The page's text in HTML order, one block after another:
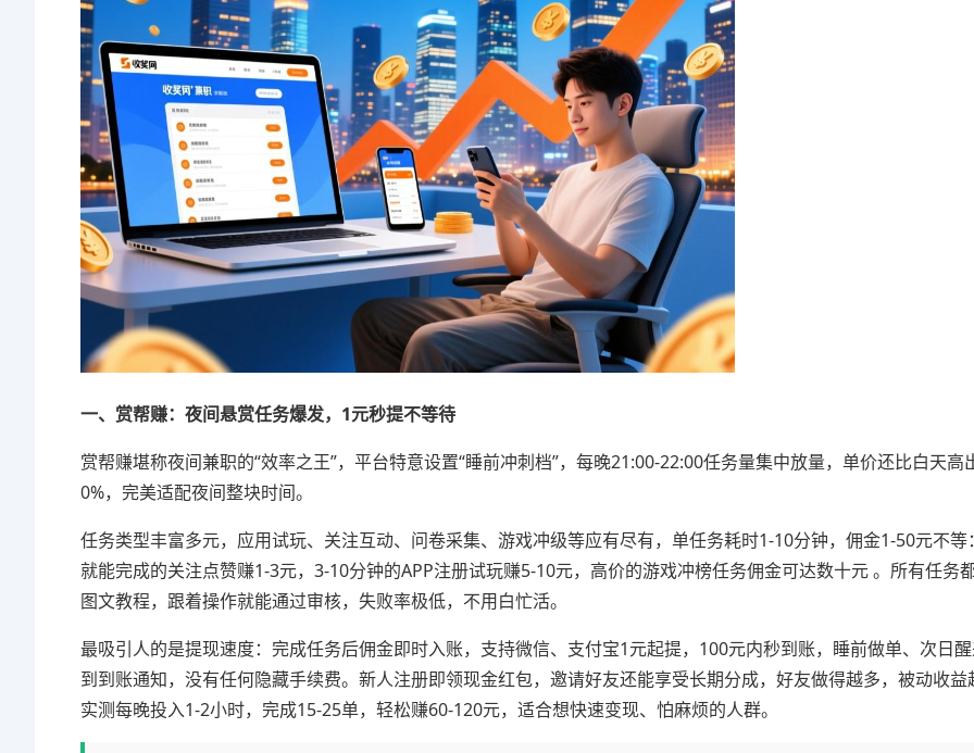
一、赏帮赚：夜间悬赏任务爆发，1元秒提不等待
赏帮赚堪称夜间兼职的“效率之王”，平台特意设置“睡前冲刺档”，每晚21:00-22:00任务量集中放量，单价还比白天高
0%，完美适配夜间整块时间。
任务类型丰富多元，应用试玩、关注互动、问卷采集、游戏冲级等应有尽有，单任务耗时1-10分钟，佣金1-50元不等
就能完成的关注点赞赚1-3元，3-10分钟的APP注册试玩赚5-10元，高价的游戏冲榜任务佣金可达数十元 。所有任务
图文教程，跟着操作就能通过审核，失败率极低，不用白忙活。
最吸引人的是提现速度：完成任务后佣金即时入账，支持微信、支付宝1元起提，100元内秒到账，睡前做单、次日
到到账通知，没有任何隐藏手续费。新人注册即领现金红包，邀请好友还能享受长期分成，好友做得越多，被动收益
实测每晚投入1-2小时，完成15-25单，轻松赚60-120元，适合想快速变现、怕麻烦的人群。